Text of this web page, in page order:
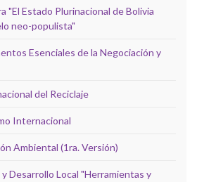
"El Estado Plurinacional de Bolivia
neo-populista"
Esenciales de la Negociación y
del Reciclaje
Internacional
Ambiental (1ra. Versión)
Desarrollo Local "Herramientas y